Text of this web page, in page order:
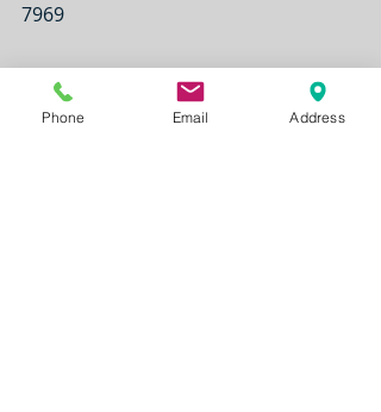
7969
News Link
Phone Email Address